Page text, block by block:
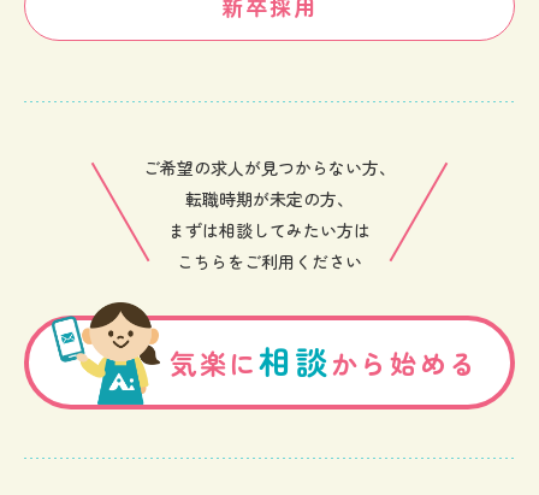
ご希望の求人が見つからない方、
転職時期が未定の方、
まずは相談してみたい方は
こちらをご利用ください
気楽に相談から始める